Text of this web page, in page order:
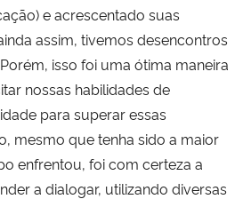
e acrescentado suas
assim, tivemos desencontros
isso foi uma ótima maneira
nossas habilidades de
para superar essas
mesmo que tenha sido a maior
enfrentou, foi com certeza a
a dialogar, utilizando diversas